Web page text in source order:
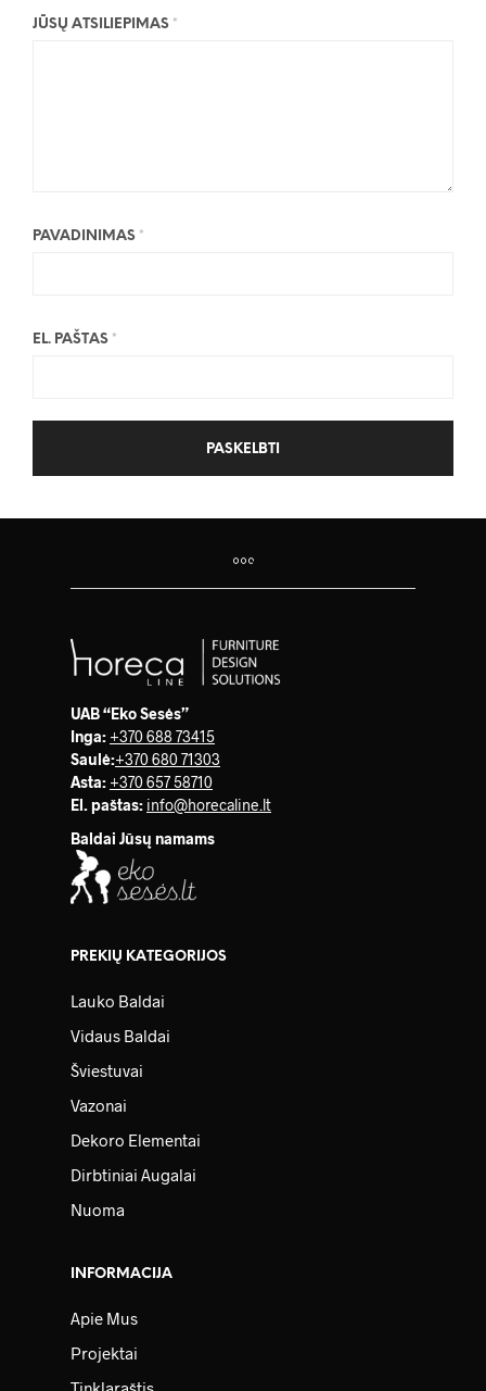
JŪSŲ ATSILIEPIMAS *
PAVADINIMAS *
EL. PAŠTAS *
UAB “Eko Sesės”
Inga: +370 688 73415
Saulė:+370 680 71303
Asta: +370 657 58710
El. paštas: info@horecaline.lt
Baldai Jūsų namams
PREKIŲ KATEGORIJOS
Lauko Baldai
Vidaus Baldai
Šviestuvai
Vazonai
Dekoro Elementai
Dirbtiniai Augalai
Nuoma
INFORMACIJA
Apie Mus
Projektai